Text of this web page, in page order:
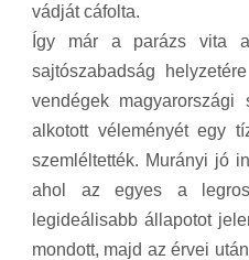
vádját cáfolta.
Így már a parázs vita
sajtószabadság
vendégek magyarországi
alkotott véleményét egy
szemléltették. Murányi jó
ahol az egyes a
legideálisabb állapotot
mondott, majd az érvei